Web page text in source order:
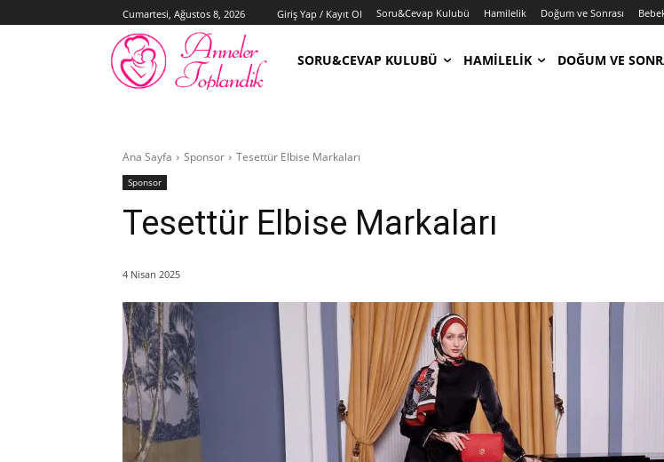
Cumartesi, Ağustos 8, 2026 Giriş Yap / Kayıt Ol Soru&Cevap Kulubü Hamilelik Doğum ve Sonrası
SORU&CEVAP KULUBÜ HAMILELIK DOĞUM VE
Ana Sayfa Sponsor Tesettür Elbise Markaları
Sponsor
Tesettür Elbise Markaları
4 Nisan 2025